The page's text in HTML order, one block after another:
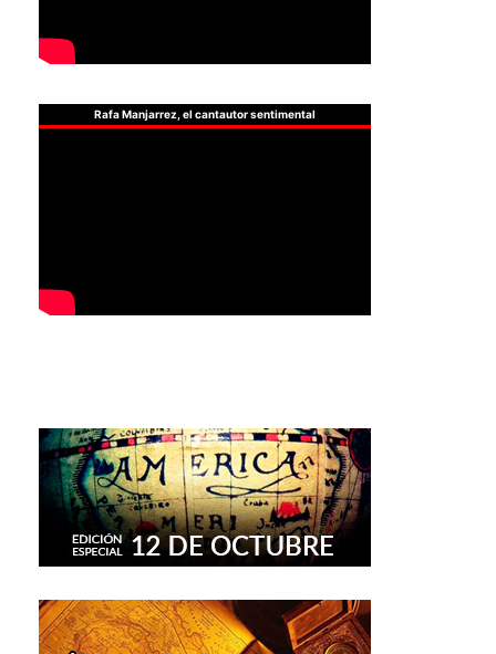
Rafa Manjarrez, el cantautor sentimental